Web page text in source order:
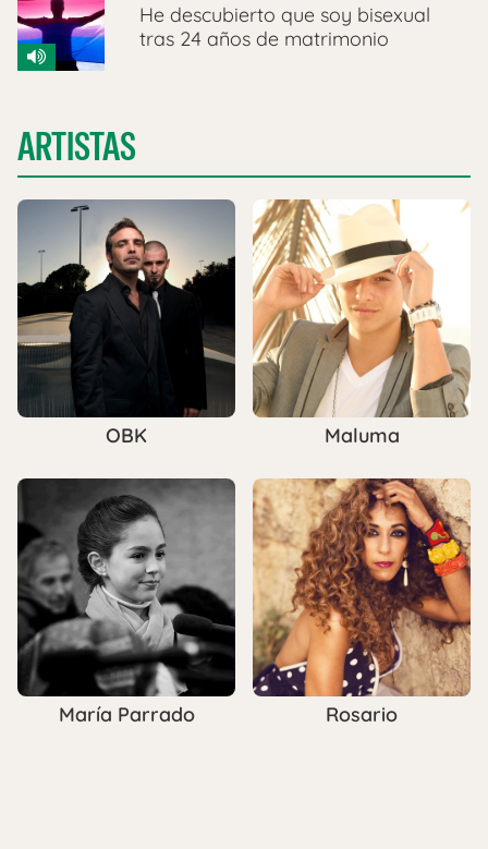
He descubierto que soy bisexual
tras 24 años de matrimonio
ARTISTAS
OBK Maluma
María Parrado Rosario